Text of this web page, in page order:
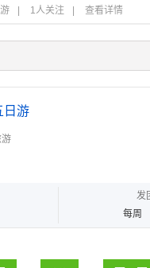
1人关注 查看详情
日游
发
每周